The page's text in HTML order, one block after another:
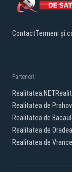
ContactTermeni și
Parteneri:
Realitatea.NET
Realitatea de
Realitatea de Bacau
Realitatea de Oradea
Realitatea de